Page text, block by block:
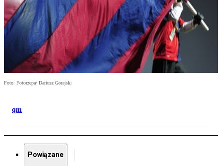
Foto: Fotorzepa/ Dariusz Gorajski
qm
Powiązane